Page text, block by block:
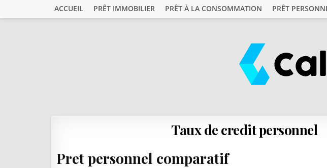
ACCUEIL PRÊT IMMOBILIER PRÊT À LA CONSOMMATION PRÊT
Taux de credit personnel
Pret personnel comparatif